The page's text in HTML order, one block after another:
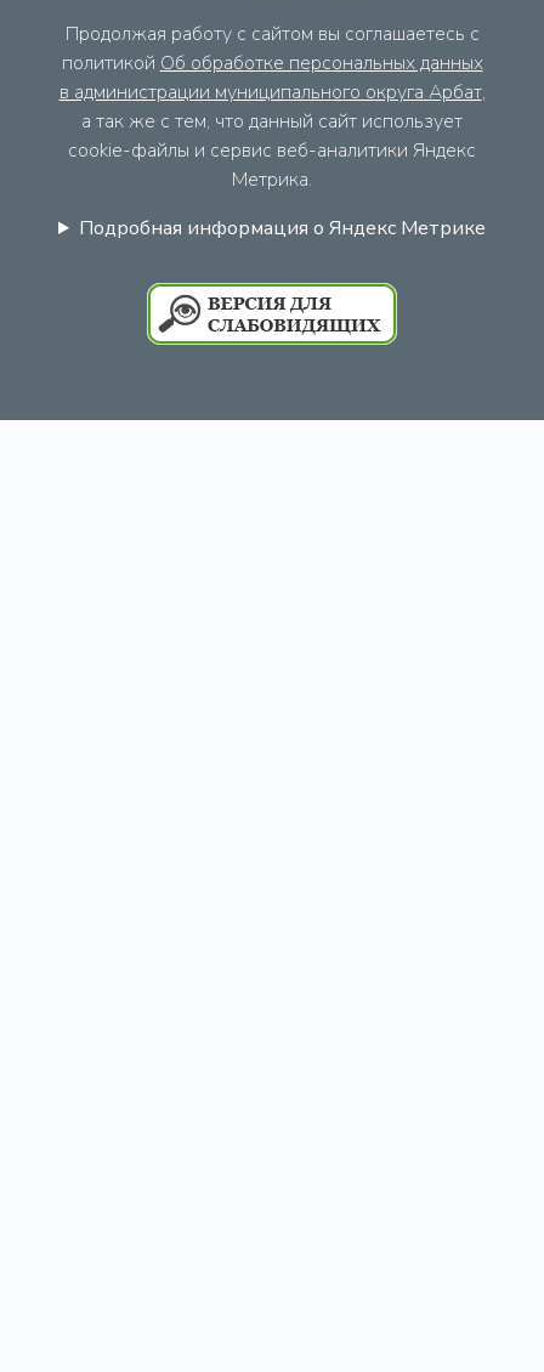
Продолжая работу с сайтом вы соглашаетесь с
политикой Об обработке персональных данных
в администрации муниципального округа Арбат,
а так же с тем, что данный сайт использует
cookie-файлы и сервис веб-аналитики Яндекс
Метрика.
Подробная информация о Яндекс Метрике